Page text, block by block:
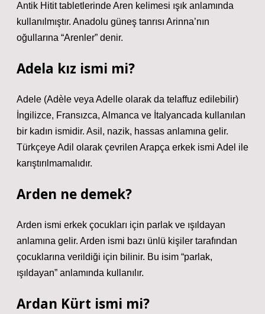
Antik Hitit tabletlerinde Aren kelimesi ışık anlamında
kullanılmıştır. Anadolu güneş tanrısı Arinna’nın
oğullarına “Arenler” denir.
Adela kız ismi mi?
Adele (Adèle veya Adelle olarak da telaffuz edilebilir)
İngilizce, Fransızca, Almanca ve İtalyancada kullanılan
bir kadın ismidir. Asil, nazik, hassas anlamına gelir.
Türkçeye Adil olarak çevrilen Arapça erkek ismi Adel ile
karıştırılmamalıdır.
Arden ne demek?
Arden ismi erkek çocukları için parlak ve ışıldayan
anlamına gelir. Arden ismi bazı ünlü kişiler tarafından
çocuklarına verildiği için bilinir. Bu isim “parlak,
ışıldayan” anlamında kullanılır.
Ardan Kürt ismi mi?